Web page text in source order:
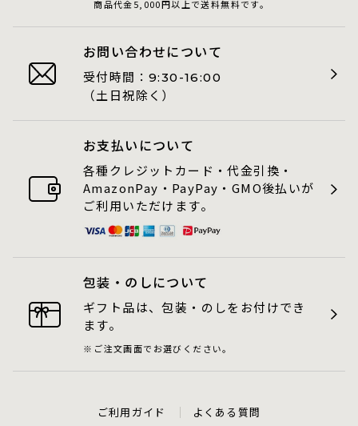
商品代金5,000円以上で送料無料です。
お問い合わせについて
受付時間： 9:30-16:00
（土日祝除く）
お支払いについて
各種クレジットカード・代金引換・
AmazonPay・PayPay・GMO後払いが
ご利用いただけます。
包装・のしについて
ギフト品は、包装・のしをお付けでき
ます。
ご注文画面でお選びください。
ご利用ガイド よくある質問